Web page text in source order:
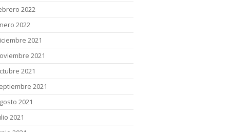
2022
2022
2021
2021
2021
2021
2021
2021